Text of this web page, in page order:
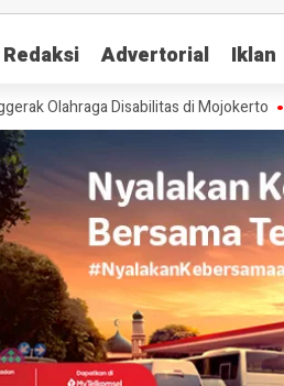
Redaksi Advertorial Iklan
Redaksi Advertorial Iklan
Disabilitas di Mojokerto Realisasi